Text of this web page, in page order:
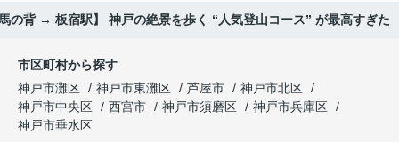
の背 → 板宿駅】 神戸の絶景を歩く “人気登山コース” が最高すぎた
市区町村から探す
神戸市灘区
神戸市東灘区 芦屋市
神戸市北区
神戸市中央区
西宮市 神戸市須磨区
神戸市兵庫区
神戸市垂水区